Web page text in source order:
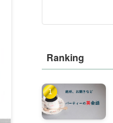
Ranking